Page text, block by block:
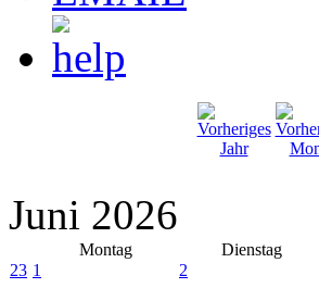
Juni 2026
Montag Dienstag
23 1 2